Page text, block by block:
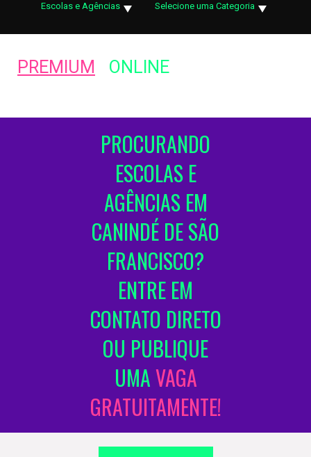
Escolas e Agências Selecione uma Categoria
PREMIUM ONLINE
PROCURANDO
ESCOLAS E
AGÊNCIAS EM
CANINDÉ DE SÃO
FRANCISCO?
ENTRE EM
CONTATO DIRETO
OU PUBLIQUE
UMAVAGA
GRATUITAMENTE!